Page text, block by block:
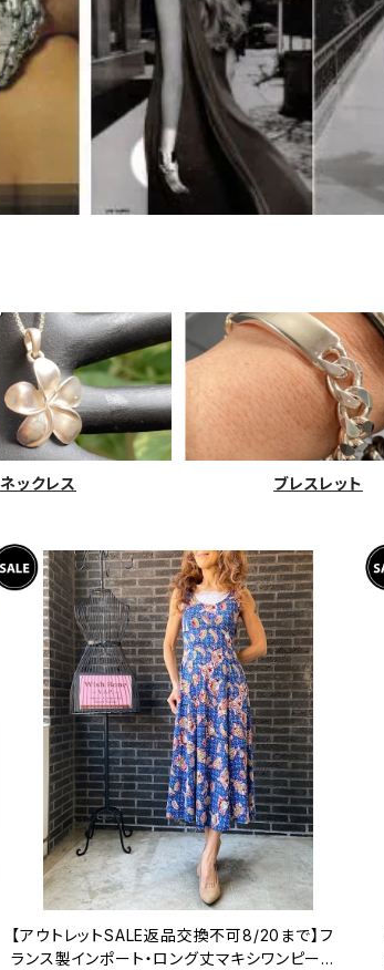
ネックレス ブレスレット
【アウトレットSALE返品交換不可8/20まで】フ
ランス製インポート・ロング丈マキシワンピース